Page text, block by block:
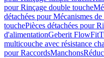
pour Rinçage double touche
détachées pour Mécanismes
touchePièces détachées pour
d'alimentationGeberit FlowFit
multicouche avec résistance
pour RaccordsManchons